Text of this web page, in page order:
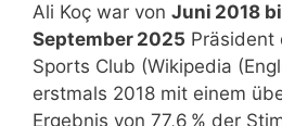
Ali Koç war von Juni 2018
September 2025 Präsident
Sports Club (Wikipedia
erstmals 2018 mit einem
Ergebnis von 77,6 % der